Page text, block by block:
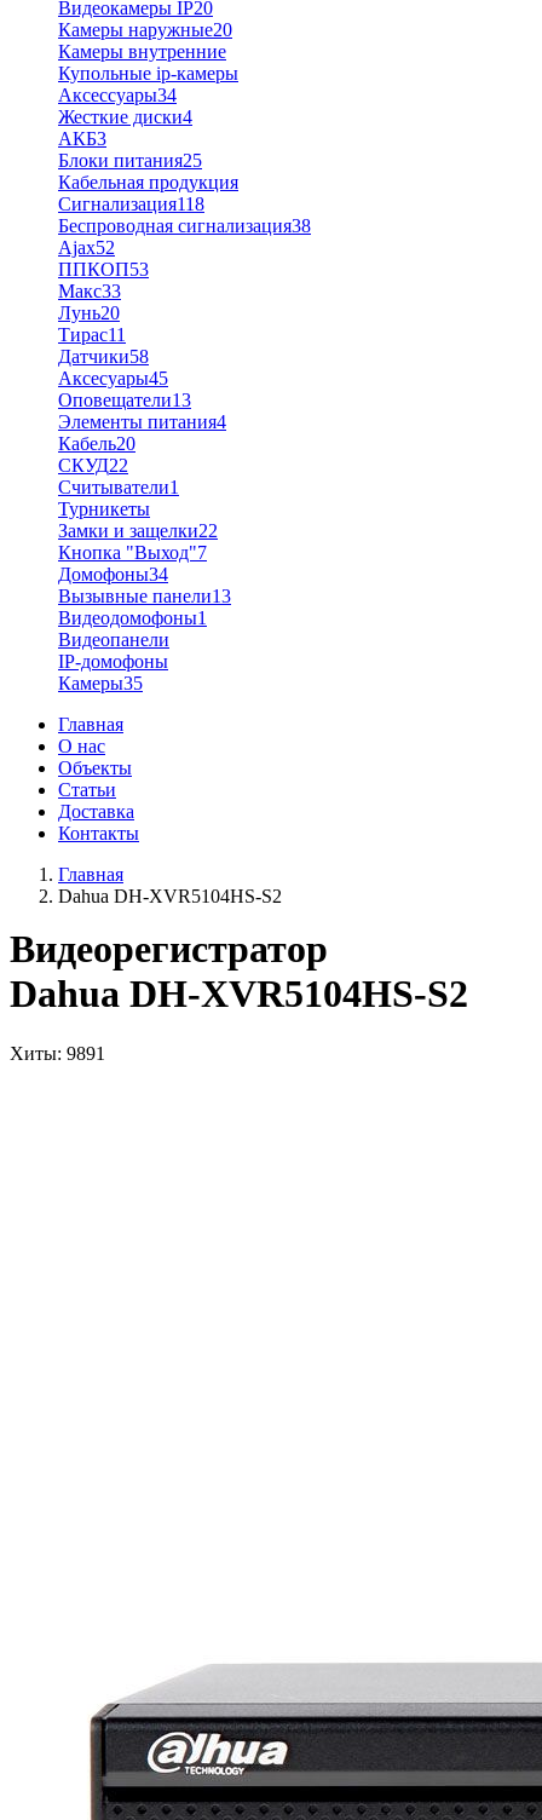
Видеокамеры IP20
Камеры наружные20
Камеры внутренние
Купольные ip-камеры
Аксессуары34
Жесткие диски4
АКБ3
Блоки питания25
Кабельная продукция
Сигнализация118
Беспроводная сигнализация38
Ajax52
ППКОП53
Макс33
Лунь20
Тирас11
Датчики58
Аксесуары45
Оповещатели13
Элементы питания4
Кабель20
СКУД22
Считыватели1
Турникеты
Замки и защелки22
Кнопка "Выход"7
Домофоны34
Вызывные панели13
Видеодомофоны1
Видеопанели
IP-домофоны
Камеры35
Главная
О нас
Объекты
Статьи
Доставка
Контакты
Главная
Dahua DH-XVR5104HS-S2
Видеорегистратор
Dahua DH-XVR5104HS-S2
Хиты: 9891